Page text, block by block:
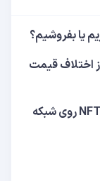
اختلاف قیمت
اوردینالز و BRC-20 بیت کوین: نسل جدید NFT روی شبکه